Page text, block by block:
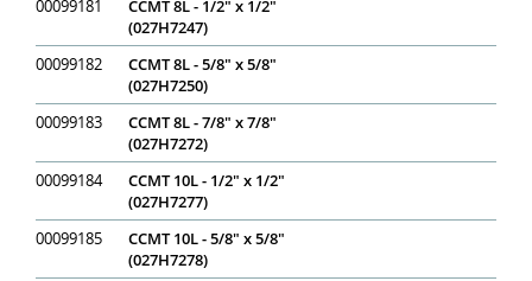
00099181
CCMT 8L - 1/2" x 1/2"
(027H7247)
00099182
CCMT 8L - 5/8" x 5/8"
(027H7250)
00099183
CCMT 8L - 7/8" x 7/8"
(027H7272)
00099184
CCMT 10L - 1/2" x 1/2"
(027H7277)
00099185
CCMT 10L - 5/8" x 5/8"
(027H7278)